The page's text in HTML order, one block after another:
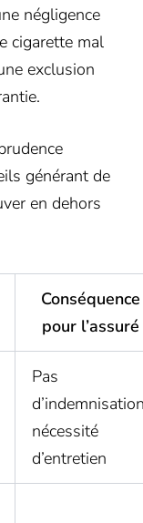
négligence
cigarette mal
exclusion
générant de
en dehors
Conséquence
pour l’assuré
Pas
nécessité
d’entretien